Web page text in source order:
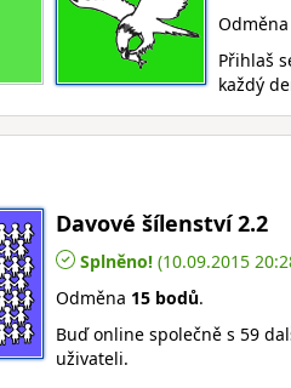
Odměna
Přihlaš
každý
Davové šílenství 2.2
Splněno! (10.09.2015
Odměna 15 bodů.
Buď online společně s 59
uživateli.